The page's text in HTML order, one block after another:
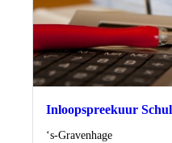
Inloopspreekuur
Locatie
‘s-Gravenhage